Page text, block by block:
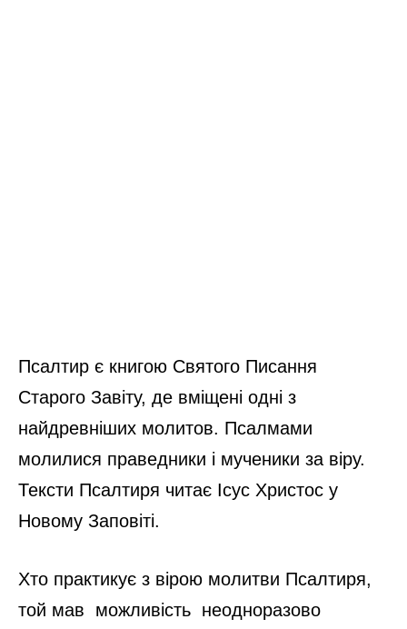
Псалтир є книгою Святого Писання
Старого Завіту, де вміщені одні з
найдревніших молитов. Псалмами
молилися праведники і мученики за віру.
Тексти Псалтиря читає Ісус Христос у
Новому Заповіті.
Хто практикує з вірою молитви Псалтиря,
той мав можливість неодноразово